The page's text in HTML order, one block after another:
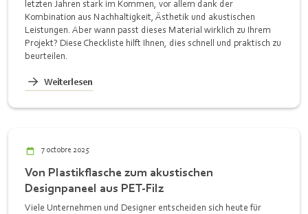
letzten Jahren stark im Kommen, vor allem dank der
Kombination aus Nachhaltigkeit, Ästhetik und akustischen
Leistungen. Aber wann passt dieses Material wirklich zu Ihrem
Projekt? Diese Checkliste hilft Ihnen, dies schnell und praktisch zu
beurteilen.
Weiterlesen
7 octobre 2025
Von Plastikflasche zum akustischen
Designpaneel aus PET-Filz
Viele Unternehmen und Designer entscheiden sich heute für